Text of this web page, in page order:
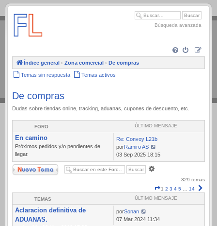
.
Búsqueda avanzada
Índice general ‹ Zona comercial ‹ De compras
Temas sin respuesta Temas activos
De compras
Dudas sobre tiendas online, tracking, aduanas, cupones de descuento, etc.
FORO ÚLTIMO MENSAJE
En camino
Próximos pedidos y/o pendientes de
llegar.
Re: Convoy L21b
porRamiro AS
Ver
último
mensaje
03 Sep 2025 18:15
Nuevo Tema
329 temas
Página
1
1 2 3 4 5 … 14
TEMAS ÚLTIMO MENSAJE
Aclaracion definitiva de
ADUANAS.
porSonan
07 Mar 2024 11:34